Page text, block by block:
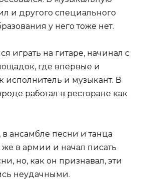
и другого специального
у него тоже нет.
играть на гитаре, начинал с
где впервые и
исполнитель и музыкант. В
работал в ресторане как
ансамбле песни и танца
же в армии и начал писать
но, как он признавал, эти
неудачными.